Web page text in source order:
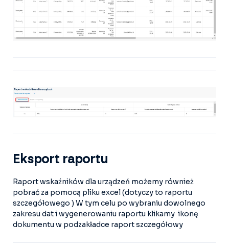
Eksport raportu
Raport wskaźników dla urządzeń możemy również
pobrać za pomocą pliku excel (dotyczy to raportu
szczegółowego ) W tym celu po wybraniu dowolnego
zakresu dat i wygenerowaniu raportu klikamy ikonę
dokumentu w podzakładce raport szczegółowy